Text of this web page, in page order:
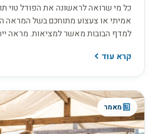
כל מי שרואה לראשונה את הפודל טוי
אמיתי או צעצוע מתוחכם בשל המראה
למדף הבובות מאשר למציאות. מראה
בגלל המתיקות אלא גם בגלל האופי
לשיער בעלי חיים מפני ששיערו כמעט
והוא אינו מלא במרץ כמו זני הפודלים
לפעילות גופנית יומיומית כדי לשמור על
קרא עוד
מאמר